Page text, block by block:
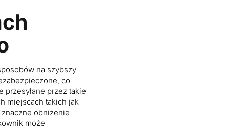
na szybszy
co
przesyłane przez takie
miejscach takich jak
obniżenie
może